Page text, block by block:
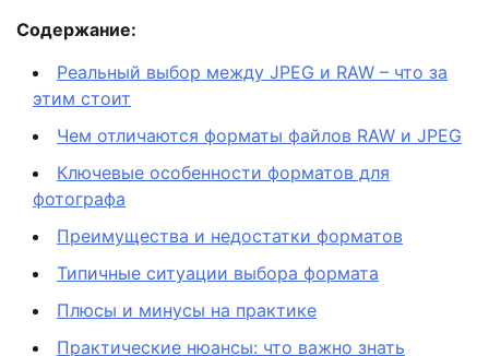
Содержание:
Реальный выбор между JPEG и RAW – что за
этим стоит
Чем отличаются форматы файлов RAW и JPEG
Ключевые особенности форматов для
фотографа
Преимущества и недостатки форматов
Типичные ситуации выбора формата
Плюсы и минусы на практике
Практические нюансы: что важно знать